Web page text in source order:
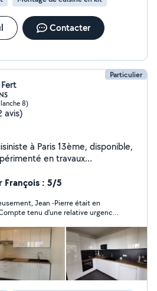
Contacter
Particulier
8)
avis)
à Paris 13ème, disponible,
en travaux
de bain, étagères, dressing,
placard, suspension, cadres
pas m'appeler Merci.
François : 5/5
Jean -Pierre était en
tenu d'une relative urgence